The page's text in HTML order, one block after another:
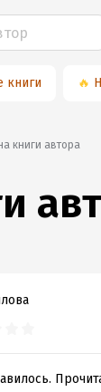
книги 🔥
книги автора